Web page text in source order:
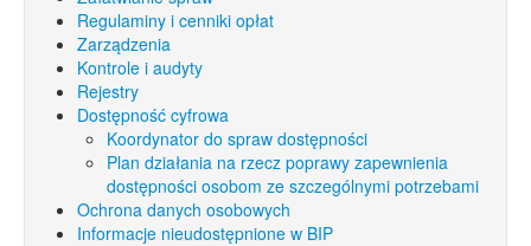
Regulaminy i cenniki opłat
Zarządzenia
Kontrole i audyty
Rejestry
Dostępność cyfrowa
Koordynator do spraw dostępności
Plan działania na rzecz poprawy zapewnienia
dostępności osobom ze szczególnymi potrzebami
Ochrona danych osobowych
Informacje nieudostępnione w BIP